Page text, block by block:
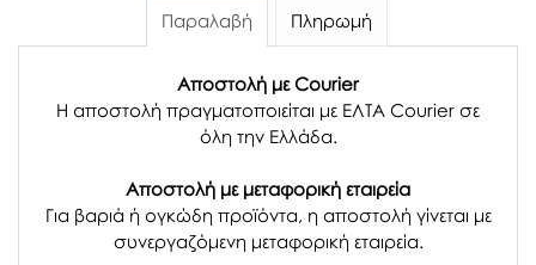
Παραλαβή Πληρωμή
Αποστολή με Courier
Η αποστολή πραγματοποιείται με ΕΛΤΑ Courier σε
όλη την Ελλάδα.
Αποστολή με μεταφορική εταιρεία
Για βαριά ή ογκώδη προϊόντα, η αποστολή γίνεται με
συνεργαζόμενη μεταφορική εταιρεία.